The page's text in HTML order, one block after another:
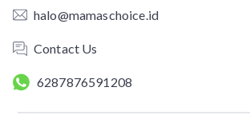
halo@mamaschoice.id
Contact Us
6287876591208